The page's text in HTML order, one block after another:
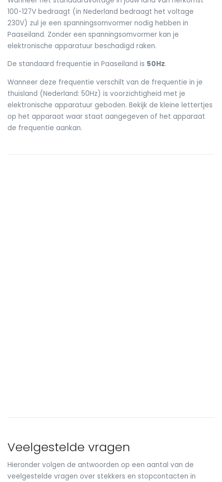
100-127V bedraagt (in Nederland bedraagt het voltage
230V) zul je een spanningsomvormer nodig hebben in
Paaseiland. Zonder een spanningsomvormer kan je
elektronische apparatuur beschadigd raken.
De standaard frequentie in Paaseiland is 50Hz.
Wanneer deze frequentie verschilt van de frequentie in je
thuisland (Nederland: 50Hz) is voorzichtigheid met je
elektronische apparatuur geboden. Bekijk de kleine lettertjes
op het apparaat waar staat aangegeven of het apparaat
de frequentie aankan.
Veelgestelde vragen
Hieronder volgen de antwoorden op een aantal van de
veelgestelde vragen over stekkers en stopcontacten in